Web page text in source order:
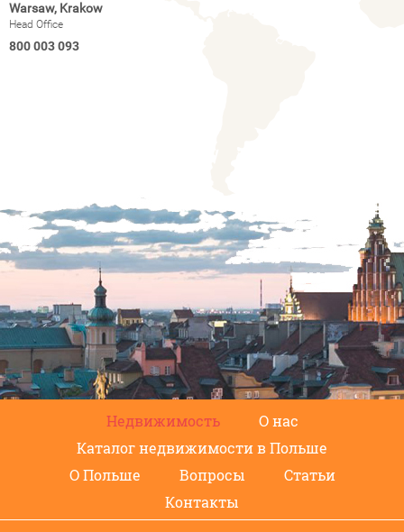
Warsaw, Krakow
Head Office
800 003 093
Недвижимость
О нас
Каталог недвижимости в Польше
О Польше
Вопросы
Статьи
Контакты